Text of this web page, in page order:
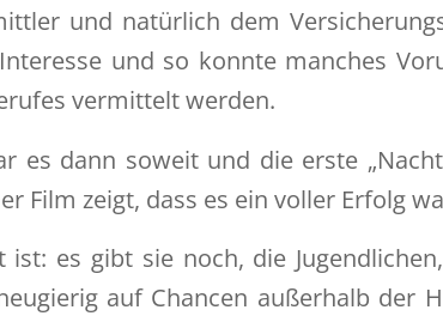
und natürlich dem
und so konnte manches
vermittelt werden.
es dann soweit und die erste
Film zeigt, dass es ein voller Erfolg
ist: es gibt sie noch, die
auf Chancen außerhalb der